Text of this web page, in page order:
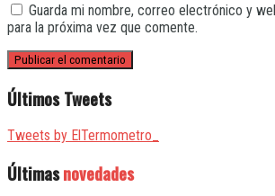
Guarda mi nombre, correo electrónico y
para la próxima vez que comente.
Últimos Tweets
Tweets by ElTermometro_
Últimasnovedades